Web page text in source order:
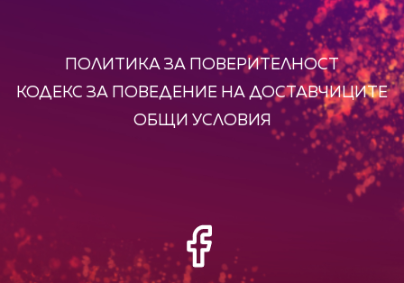
ПОЛИТИКА ЗА ПОВЕРИТЕЛНОСТ
КОДЕКС ЗА ПОВЕДЕНИЕ НА ДОСТАВЧИЦИТЕ
ОБЩИ УСЛОВИЯ